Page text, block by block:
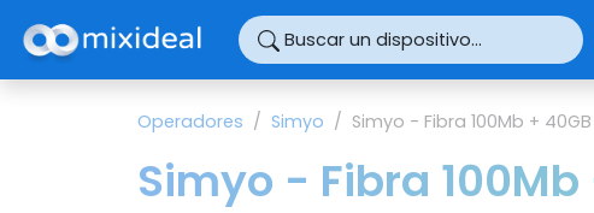
Buscar un dispositivo...
Operadores Simyo Simyo - Fibra 100Mb +
Simyo - Fibra